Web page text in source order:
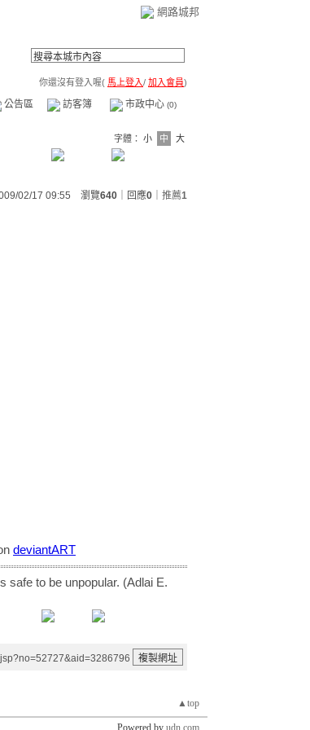
網路城邦
你還沒有登入喔( 馬上登入/ 加入會員)
公告區 訪客簿 市政中心 (0)
字體： 小 中 大
02/17 09:55 瀏覽640 ｜回應0 推薦1
deviantART
safe to be unpopular. (Adlai E.
▲top
Powered by udn.com